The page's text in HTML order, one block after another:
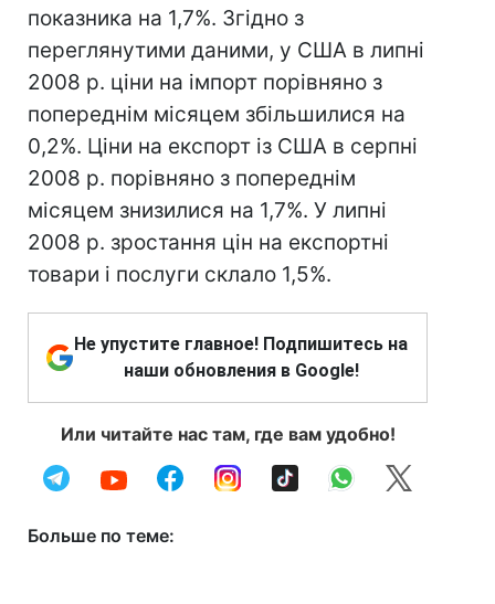
показника на 1,7%. Згідно з
переглянутими даними, у США в липні
2008 р. ціни на імпорт порівняно з
попереднім місяцем збільшилися на
0,2%. Ціни на експорт із США в серпні
2008 р. порівняно з попереднім
місяцем знизилися на 1,7%. У липні
2008 р. зростання цін на експортні
товари і послуги склало 1,5%.
Не упустите главное! Подпишитесь на
наши обновления в Google!
Или читайте нас там, где вам удобно!
Больше по теме: